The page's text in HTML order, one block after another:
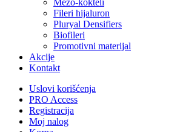
Mezo-kokteli
Fileri hijaluron
Pluryal Densifiers
Biofileri
Promotivni materijal
Akcije
Kontakt
Uslovi korišćenja
PRO Access
Registracija
Moj nalog